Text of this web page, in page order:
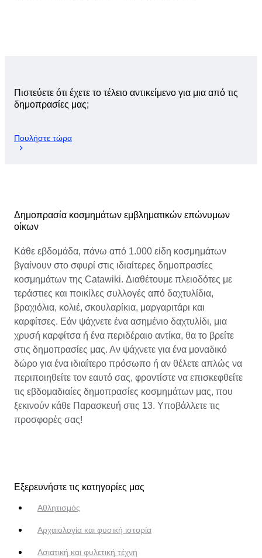
Πιστεύετε ότι έχετε το τέλειο αντικείμενο για μια από τις
δημοπρασίες μας;
Πουλήστε τώρα
Δημοπρασία κοσμημάτων εμβληματικών επώνυμων
οίκων
Κάθε εβδομάδα, πάνω από 1.000 είδη κοσμημάτων
βγαίνουν στο σφυρί στις ιδιαίτερες δημοπρασίες
κοσμημάτων της Catawiki. Διαθέτουμε πλειοδότες με
τεράστιες και ποικίλες συλλογές από δαχτυλίδια,
βραχιόλια, κολιέ, σκουλαρίκια, μαργαριτάρι και
καρφίτσες. Εάν ψάχνετε ένα ασημένιο δαχτυλίδι, μια
χρυσή καρφίτσα ή ένα περιδέραιο αντίκα, θα το βρείτε
στις δημοπρασίες μας. Αν ψάχνετε για ένα μοναδικό
δώρο για ένα ιδιαίτερο πρόσωπο ή αν θέλετε απλώς να
περιποιηθείτε τον εαυτό σας, φροντίστε να επισκεφθείτε
τις εβδομαδιαίες δημοπρασίες κοσμημάτων μας, που
ξεκινούν κάθε Παρασκευή στις 13. Υποβάλλετε τις
προσφορές σας!
Εξερευνήστε τις κατηγορίες μας
Αθλητισμός
Αρχαιολογία και φυσική ιστορία
Ασιατική και φυλετική τέχνη